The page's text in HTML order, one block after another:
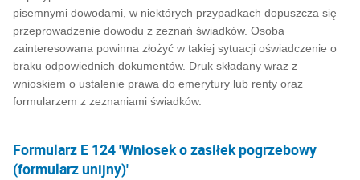
pisemnymi dowodami, w niektórych przypadkach dopuszcza się
przeprowadzenie dowodu z zeznań świadków. Osoba
zainteresowana powinna złożyć w takiej sytuacji oświadczenie o
braku odpowiednich dokumentów. Druk składany wraz z
wnioskiem o ustalenie prawa do emerytury lub renty oraz
formularzem z zeznaniami świadków.
Formularz E 124 'Wniosek o zasiłek pogrzebowy
(formularz unijny)'